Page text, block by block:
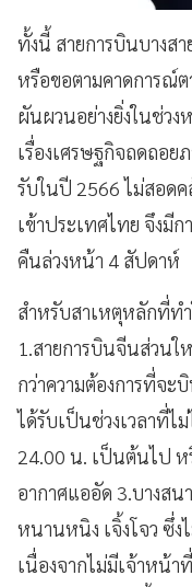
ทั้งนี้ สายการบินบางส
หรือขอตามคาดการณ์ต
ผันผวนอย่างยิ่งในช่วง
เรื่องเศรษฐกิจถดถอ
รับในปี 2566 ไม่สอดค
เข้าประเทศไทย จึงมี
คืนล่วงหน้า 4 สัปดาห์
สำหรับสาเหตุหลักที่ท
1.สายการบินจีนส่วน
กว่าความต้องการที่จะ
ได้รับเป็นช่วงเวลาที่ไ
24.00 น. เป็นต้นไป ห
อากาศแออัด 3.บางส
หนานหนิง เจิ้งโจว ซึ่ง
เนื่องจากไม่มีเจ้าหน้า